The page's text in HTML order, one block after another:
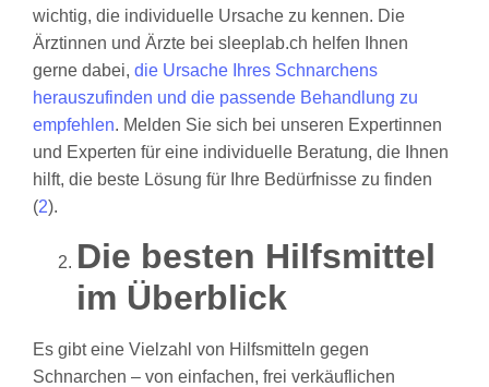
wichtig, die individuelle Ursache zu kennen. Die
Ärztinnen und Ärzte bei sleeplab.ch helfen Ihnen
gerne dabei, die Ursache Ihres Schnarchens
herauszufinden und die passende Behandlung zu
empfehlen. Melden Sie sich bei unseren Expertinnen
und Experten für eine individuelle Beratung, die Ihnen
hilft, die beste Lösung für Ihre Bedürfnisse zu finden
(2).
Die besten Hilfsmittel
im Überblick
Es gibt eine Vielzahl von Hilfsmitteln gegen
Schnarchen – von einfachen, frei verkäuflichen